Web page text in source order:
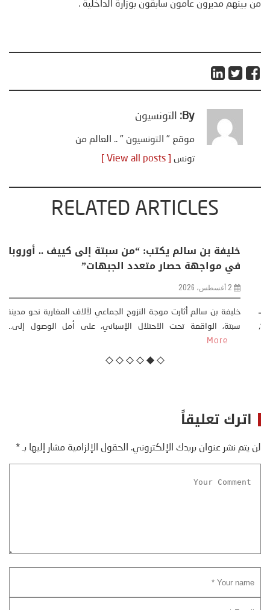
من بينهم مديرون عامون سابقون بوزارة الداخلية .
By: التونسيون
موقع " التونسيون " .. العالم من
تونس
RELATED ARTICLES
خليفة بن سالم
في مواجهة حصار
خليفة بن سالم أثارت
سبتة، الواقعة تحت
حول: التغيرات المناخية: اكثر
.. تحول اجتماعي وحضاري (
)
قصتي مع التغييرات المناخية ” المتطرفة”،
الماضي، حين أطردنا ...
اترك تعليقاً
لن يتم نشر عنوان بريدك الإلكتروني. الحقول الإلزامية مشار إليها بـ*